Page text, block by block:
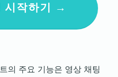
시작하기 →
의 주요 기능은 영상 채팅